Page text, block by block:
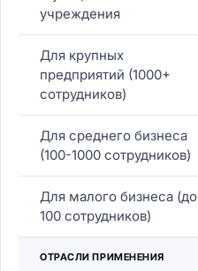
учреждения
Для крупных
предприятий (1000+
сотрудников)
Для среднего бизнеса
(100-1000 сотрудников)
Для малого бизнеса (до
100 сотрудников)
ОТРАСЛИ ПРИМЕНЕНИЯ